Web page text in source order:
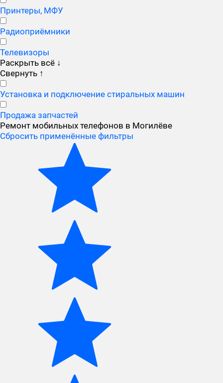
Принтеры, МФУ
Радиоприёмники
Телевизоры
Раскрыть всё ↓
Свернуть ↑
Установка и подключение стиральных машин
Продажа запчастей
Ремонт мобильных телефонов в Могилёве
Сбросить применённые фильтры